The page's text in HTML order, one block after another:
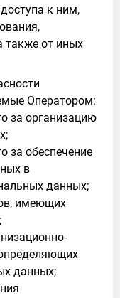
к ним,
также от иных
Оператором:
за организацию
за обеспечение
в
данных;
имеющих
данных;